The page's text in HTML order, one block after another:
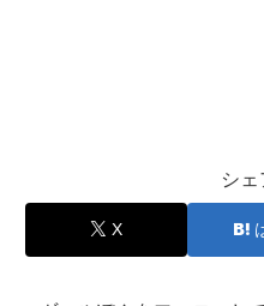
シェ
X